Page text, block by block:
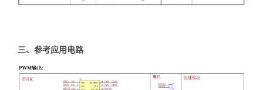
三、参考应用电路